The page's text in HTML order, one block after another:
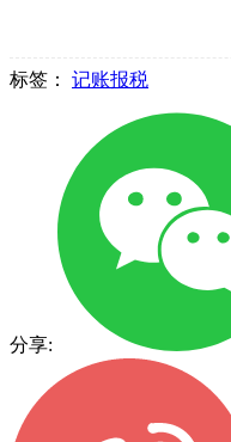
标签： 记账报税
分享: